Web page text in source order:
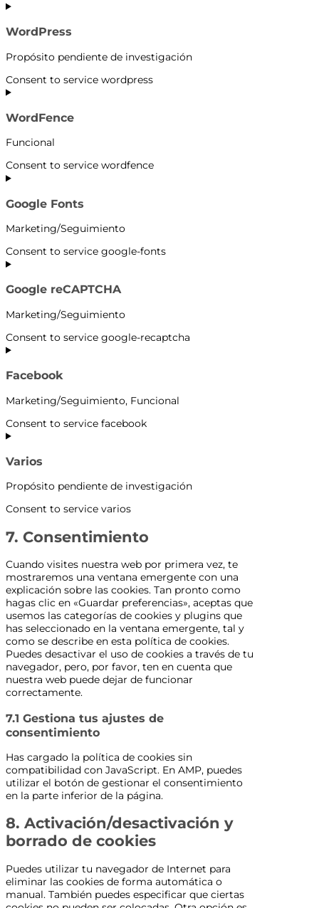
WordPress
Propósito pendiente de investigación
Consent to service wordpress
WordFence
Funcional
Consent to service wordfence
Google Fonts
Marketing/Seguimiento
Consent to service google-fonts
Google reCAPTCHA
Marketing/Seguimiento
Consent to service google-recaptcha
Facebook
Marketing/Seguimiento, Funcional
Consent to service facebook
Varios
Propósito pendiente de investigación
Consent to service varios
7. Consentimiento
Cuando visites nuestra web por primera vez, te
mostraremos una ventana emergente con una
explicación sobre las cookies. Tan pronto como
hagas clic en «Guardar preferencias», aceptas que
usemos las categorías de cookies y plugins que
has seleccionado en la ventana emergente, tal y
como se describe en esta política de cookies.
Puedes desactivar el uso de cookies a través de tu
navegador, pero, por favor, ten en cuenta que
nuestra web puede dejar de funcionar
correctamente.
7.1 Gestiona tus ajustes de
consentimiento
Has cargado la política de cookies sin
compatibilidad con JavaScript. En AMP, puedes
utilizar el botón de gestionar el consentimiento
en la parte inferior de la página.
8. Activación/desactivación y
borrado de cookies
Puedes utilizar tu navegador de Internet para
eliminar las cookies de forma automática o
manual. También puedes especificar que ciertas